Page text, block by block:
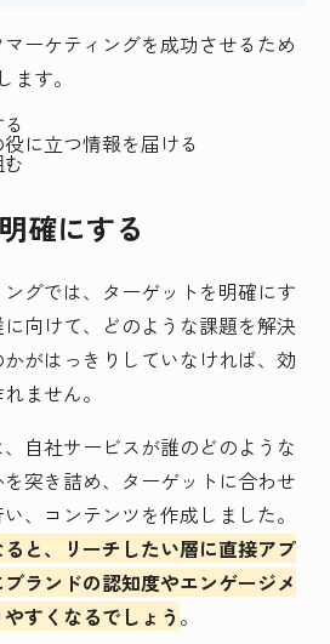
ーケティングを成功させるため
す。
に立つ情報を届ける
確にする
グでは、ターゲットを明確にす
向けて、どのような課題を解決
がはっきりしていなければ、効
ません。
自社サービスが誰のどのような
突き詰め、ターゲットに合わせ
、コンテンツを作成しました。
と、リーチしたい層に直接アプ
ランドの認知度やエンゲージメ
すくなるでしょう 。